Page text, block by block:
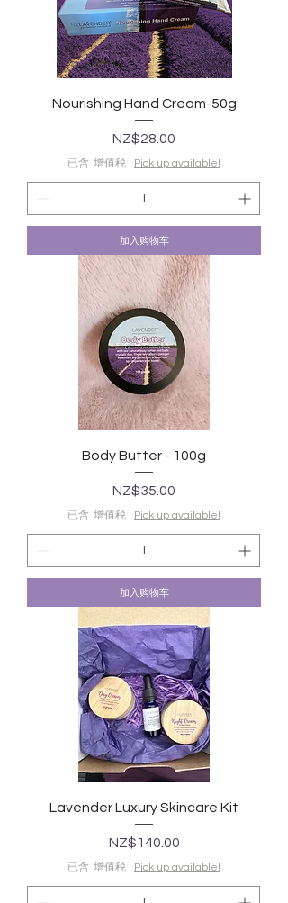
Nourishing Hand Cream-50g
價格
NZ$28.00
已含 增值税 Pick up available!
加入购物车
Body Butter - 100g
價格
NZ$35.00
已含 增值税 Pick up available!
加入购物车
Lavender Luxury Skincare Kit
價格
NZ$140.00
已含 增值税 Pick up available!